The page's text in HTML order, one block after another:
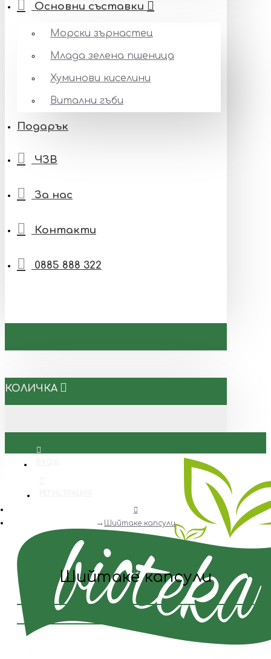
Основни съставки
Морски зърнастец
Млада зелена пшеница
Хуминови киселини
Витални гъби
Подарък
ЧЗВ
За нас
Контакти
0885 888 322
КОЛИЧКА
Шийтаке капсули
Шийтаке капсули